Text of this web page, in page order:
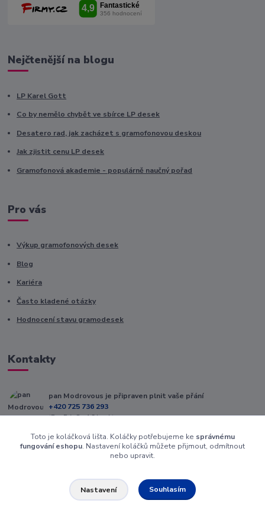
Nejčtenější na blogu
LP Karel Gott
Co by nemělo chybět ve sbírce LP desek
Desatero rad, jak zacházet s gramofonovou deskou
Jak zjistit cenu LP desek
Gramofonová akademie - populárně naučný pořad
Pro vás
Výkup gramofonových desek
Blog
Kariéra
Často kladené otázky
Hodnocení stavu gramodesek
Kontakty
pan Modrovous je připraven plnit vaše přání
+420 725 736 293
(Po-Pá, 8 - 16 hod.)
info@modrovous.cz
Toto je koláčková lišta. Koláčky potřebujeme ke správnému
fungování eshopu. Nastavení koláčků můžete přijmout, odmítnout
nebo upravit.
Nastavení Souhlasím